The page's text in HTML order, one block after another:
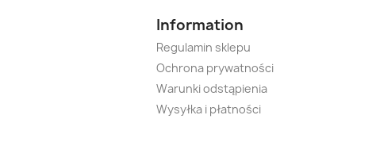
Information
Regulamin sklepu
Ochrona prywatności
Warunki odstąpienia
Wysyłka i płatności